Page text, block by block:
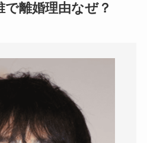
離婚理由なぜ？